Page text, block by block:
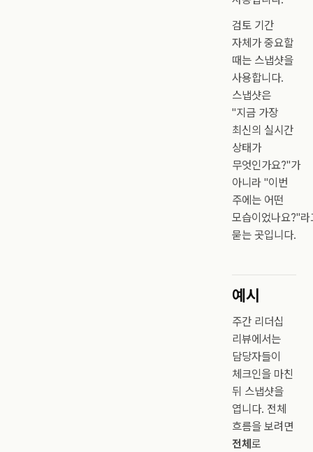
검토 기간
자체가 중요할
때는 스냅샷을
사용합니다.
스냅샷은
"지금 가장
최신의 실시간
상태가
무엇인가요?"가
아니라 "이번
주에는 어떤
모습이었나요?"라
묻는 곳입니다.
예시
주간 리더십
리뷰에서는
담당자들이
체크인을 마친
뒤 스냅샷을
엽니다. 전체
흐름을 보려면
전체 로